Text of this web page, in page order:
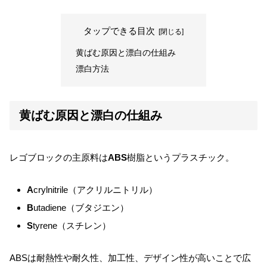
タップできる目次
黄ばむ原因と漂白の仕組み
漂白方法
黄ばむ原因と漂白の仕組み
レゴブロックの主原料はABS樹脂というプラスチック。
Acrylnitrile（アクリルニトリル）
Butadiene（ブタジエン）
Styrene（スチレン）
ABSは耐熱性や耐久性、加工性、デザイン性が高いことで広